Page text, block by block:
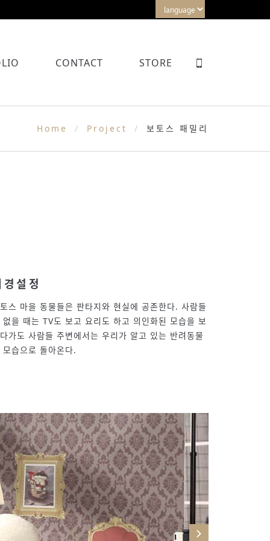
CONTACT STORE
Home Project 보토스 패밀리
경설정
스 마을 동물들은 판타지와 현실에 공존한다. 사람들
없을 때는 TV도 보고 요리도 하고 의인화된 모습을 보
가도 사람들 주변에서는 우리가 알고 있는 반려동물
모습으로 돌아온다.